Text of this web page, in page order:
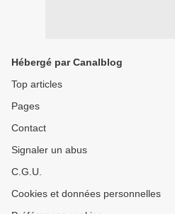
Hébergé par Canalblog
Top articles
Pages
Contact
Signaler un abus
C.G.U.
Cookies et données personnelles